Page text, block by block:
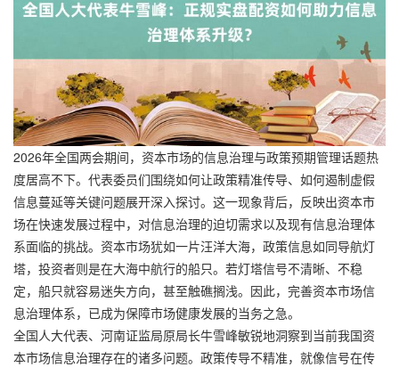
2026年全国两会期间，资本市场的信息治理与政策预期管理话题热
度居高不下。代表委员们围绕如何让政策精准传导、如何遏制虚假
信息蔓延等关键问题展开深入探讨。这一现象背后，反映出资本市
场在快速发展过程中，对信息治理的迫切需求以及现有信息治理体
系面临的挑战。资本市场犹如一片汪洋大海，政策信息如同导航灯
塔，投资者则是在大海中航行的船只。若灯塔信号不清晰、不稳
定，船只就容易迷失方向，甚至触礁搁浅。因此，完善资本市场信
息治理体系，已成为保障市场健康发展的当务之急。
全国人大代表、河南证监局原局长牛雪峰敏锐地洞察到当前我国资
本市场信息治理存在的诸多问题。政策传导不精准，就像信号在传